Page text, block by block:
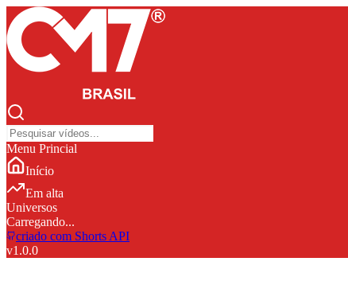
Menu Princial
Início
Em alta
Universos
Carregando...
criado com Shorts API
v1.0.0